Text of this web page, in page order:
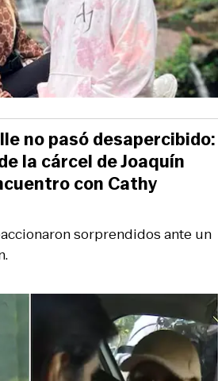
sorprendidos ante un
no pasó desapercibido:
la cárcel de Joaquín
con Cathy